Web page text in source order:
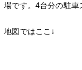
場です。4台分の駐車
地図ではここ↓